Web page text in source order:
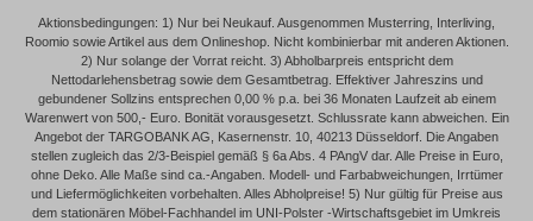
Aktionsbedingungen: 1) Nur bei Neukauf. Ausgenommen Musterring, Interliving,
Roomio sowie Artikel aus dem Onlineshop. Nicht kombinierbar mit anderen Aktionen.
2) Nur solange der Vorrat reicht. 3) Abholbarpreis entspricht dem
Nettodarlehensbetrag sowie dem Gesamtbetrag. Effektiver Jahreszins und
gebundener Sollzins entsprechen 0,00 % p.a. bei 36 Monaten Laufzeit ab einem
Warenwert von 500,- Euro. Bonität vorausgesetzt. Schlussrate kann abweichen. Ein
Angebot der TARGOBANK AG, Kasernenstr. 10, 40213 Düsseldorf. Die Angaben
stellen zugleich das 2/3-Beispiel gemäß § 6a Abs. 4 PAngV dar. Alle Preise in Euro,
ohne Deko. Alle Maße sind ca.-Angaben. Modell- und Farbabweichungen, Irrtümer
und Liefermöglichkeiten vorbehalten. Alles Abholpreise! 5) Nur gültig für Preise aus
dem stationären Möbel-Fachhandel im UNI-Polster -Wirtschaftsgebiet im Umkreis